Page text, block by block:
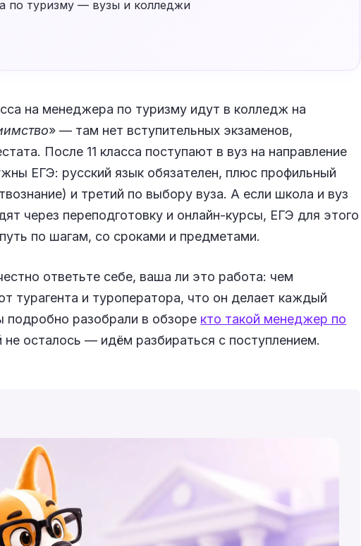
по туризму — вузы и колледжи
на менеджера по туризму идут в колледж на
» — там нет вступительных экзаменов,
После 11 класса поступают в вуз на направление
ЕГЭ: русский язык обязателен, плюс профильный
и третий по выбору вуза. А если школа и вуз
через переподготовку и онлайн-курсы, ЕГЭ для этого
по шагам, со сроками и предметами.
ответьте себе, ваша ли это работа: чем
турагента и туроператора, что он делает каждый
разобрали в обзоре кто такой менеджер по
не осталось — идём разбираться с поступлением.